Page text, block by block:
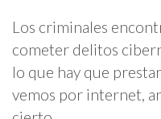
Los criminales
cometer delitos
lo que hay que
vemos por internet,